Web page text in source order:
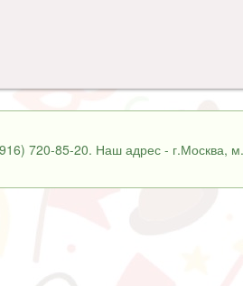
720-85-20. Наш адрес - г.Москва,